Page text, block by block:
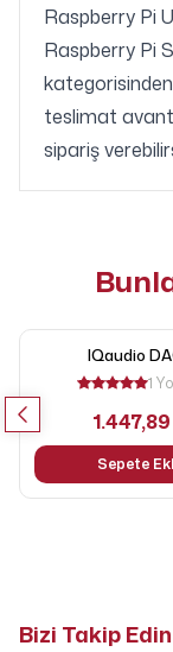
Raspberry Pi
Raspberry Pi
kategorisinden
teslimat
sipariş
IQaudio
1
Sepete
Bizi Takip Edin